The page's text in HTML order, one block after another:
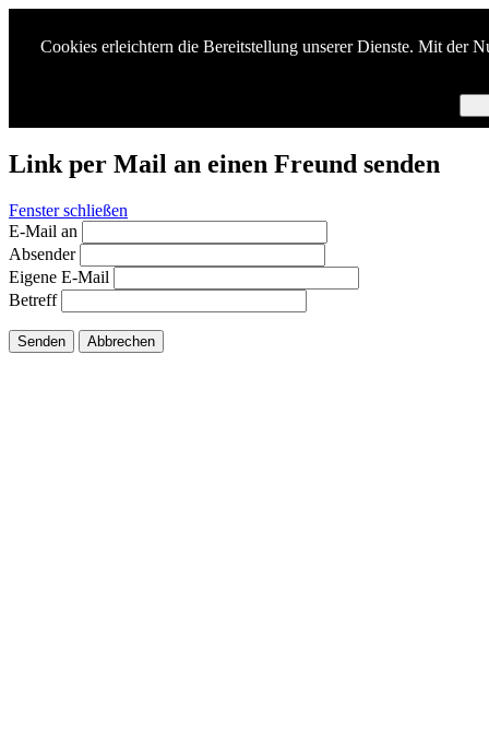
Cookies erleichtern die Bereitstellung unserer Dienste. Mit der
Link per Mail an einen Freund senden
Fenster schließen
E-Mail an
Absender
Eigene E-Mail
Betreff
Senden Abbrechen